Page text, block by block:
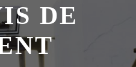
DE